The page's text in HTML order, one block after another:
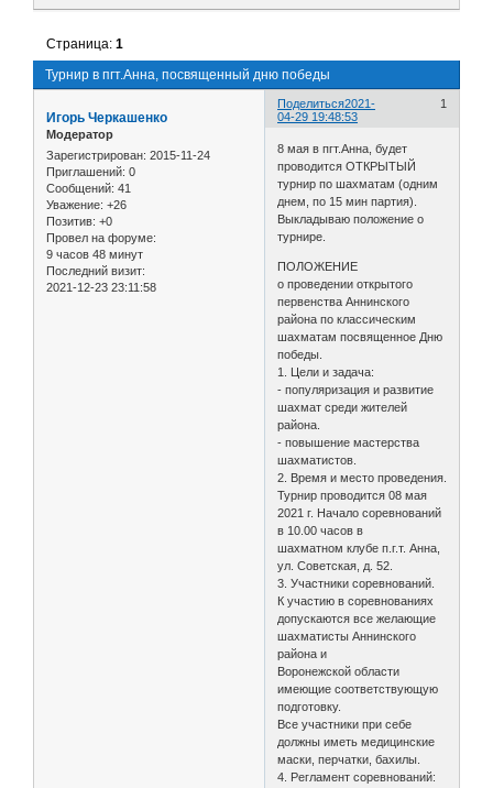
Турнир в пгт.Анна, посвященный дню победы
Страница:1
Поделиться 1
2021-
04-29 19:48:53
Игорь Черкашенко
Модератор
Зарегистрирован: 2015-11-24
Приглашений: 0
Сообщений: 41
Уважение: +26
Позитив: +0
Провел на форуме:
9 часов 48 минут
Последний визит:
2021-12-23 23:11:58
8 мая в пгт.Анна, будет
проводится ОТКРЫТЫЙ
турнир по шахматам (одним
днем, по 15 мин партия).
Выкладываю положение о
турнире.
ПОЛОЖЕНИЕ
о проведении открытого
первенства Аннинского
района по классическим
шахматам посвященное Дню
победы.
1. Цели и задача:
- популяризация и развитие
шахмат среди жителей
района.
- повышение мастерства
шахматистов.
2. Время и место проведения.
Турнир проводится 08 мая
2021 г. Начало соревнований
в 10.00 часов в
шахматном клубе п.г.т. Анна,
ул. Советская, д. 52.
3. Участники соревнований.
К участию в соревнованиях
допускаются все желающие
шахматисты Аннинского
района и
Воронежской области
имеющие соответствующую
подготовку.
Все участники при себе
должны иметь медицинские
маски, перчатки, бахилы.
4. Регламент соревнований: